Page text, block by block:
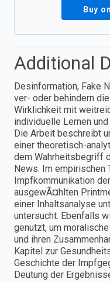
Buy
Additional
Desinformation, Fake
ver- oder behindern
Wirklichkeit mit
individuelle Lernen
Die Arbeit beschreibt
einer theoretisch-
dem Wahrheitsbegriff
News. Im empirischen
Impfkommunikation
ausgewÃ¤hlten
einer Inhaltsanalyse
untersucht. Ebenfalls
genutzt, um
und ihren
Kapitel zur
Geschichte der
Deutung der